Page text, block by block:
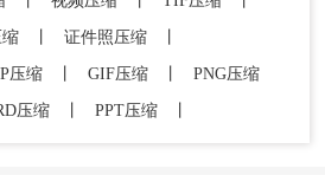
缩 证件照压缩
压缩 GIF压缩
PNG压缩
压缩 PPT压缩